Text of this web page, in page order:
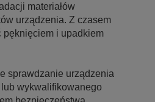
materiałów
urządzenia. Z czasem
pęknięciem i upadkiem
sprawdzanie urządzenia
wykwalifikowanego